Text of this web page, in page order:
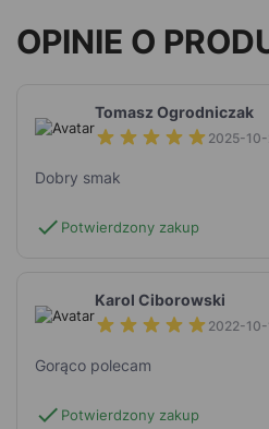
OPINIE O
Tomasz Ogrodniczak
2025-
Dobry smak
check Potwierdzony zakup
Karol Ciborowski
2022-
Gorąco polecam
check Potwierdzony zakup